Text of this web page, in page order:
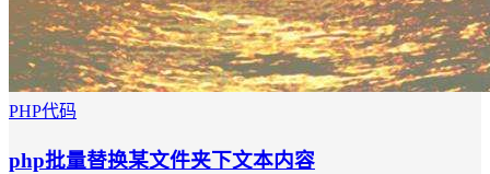
PHP代码
php批量替换某文件夹下文本内容